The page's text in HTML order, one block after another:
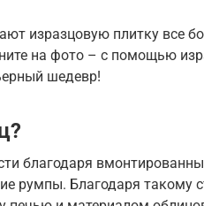
изразцовую плитку все
на фото – с помощью
шедевр!
благодаря
румпы. Благодаря такому